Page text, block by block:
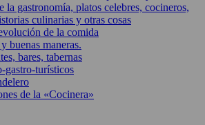
la gastronomía, platos celebres, cocineros,
culinarias y otras cosas
de la comida
buenas maneras.
bares, tabernas
gastro-turísticos
de la «Cocinera»